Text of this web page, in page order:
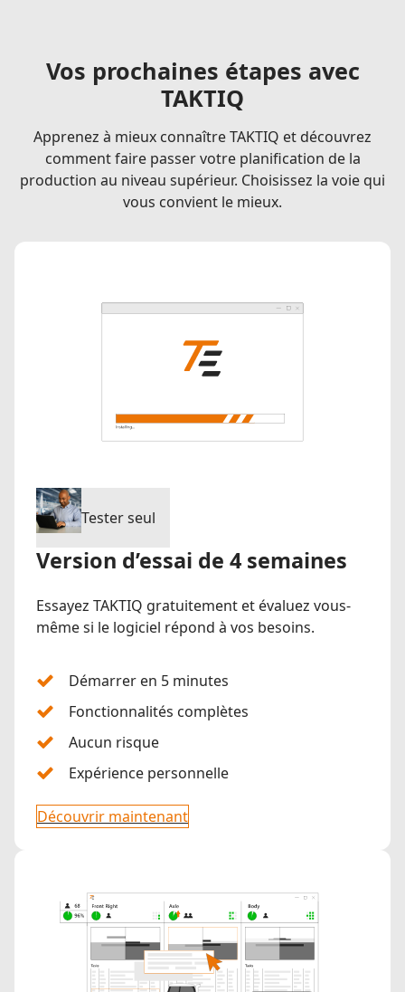
Vos prochaines étapes avec
TAKTIQ
Apprenez à mieux connaître TAKTIQ et découvrez
comment faire passer votre planification de la
production au niveau supérieur. Choisissez la voie qui
vous convient le mieux.
Tester seul
Version d’essai de 4 semaines
Essayez TAKTIQ gratuitement et évaluez vous-
même si le logiciel répond à vos besoins.
Démarrer en 5 minutes
Fonctionnalités complètes
Aucun risque
Expérience personnelle
Découvrir maintenant